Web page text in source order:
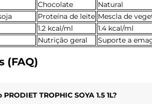
Chocolate
Natural
Proteína de leite Mescla de
1.2 kcal/ml
1.4 kcal/ml
Nutrição geral Suporte a
(FAQ)
TROPHIC SOYA 1.5 1L?